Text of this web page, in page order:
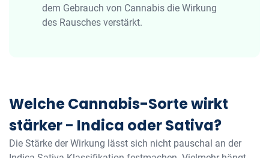
dem Gebrauch von Cannabis die Wirkung
des Rausches verstärkt.
Welche Cannabis-Sorte wirkt
stärker - Indica oder Sativa?
Die Stärke der Wirkung lässt sich nicht pauschal an der